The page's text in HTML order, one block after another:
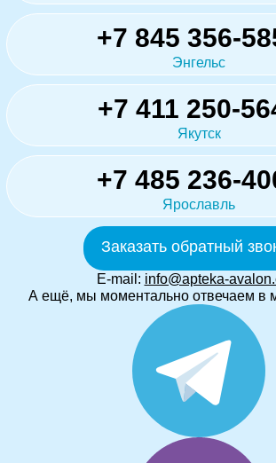
+7 845 356-
Энгельс
+7 411 250-
Якутск
+7 485 236-
Ярославль
Заказать обратный
E-mail: info@apteka-
А ещё, мы моментально отвечаем в